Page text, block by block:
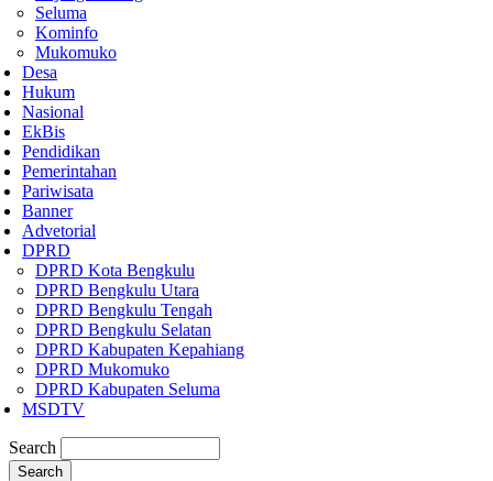
Seluma
Kominfo
Mukomuko
Desa
Hukum
Nasional
EkBis
Pendidikan
Pemerintahan
Pariwisata
Banner
Advetorial
DPRD
DPRD Kota Bengkulu
DPRD Bengkulu Utara
DPRD Bengkulu Tengah
DPRD Bengkulu Selatan
DPRD Kabupaten Kepahiang
DPRD Mukomuko
DPRD Kabupaten Seluma
MSDTV
Search